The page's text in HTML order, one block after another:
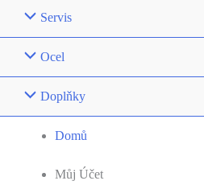
Servis
Ocel
Doplňky
Domů
Můj Účet